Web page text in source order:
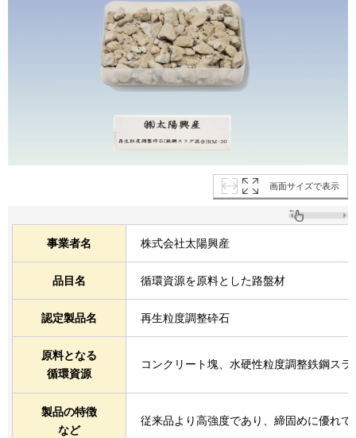
画面サイズで表示
事業者名 株式会社太陽興産
品目名 循環資源を原料とした路盤材
認定製品名 再生粒度調整砕石
原料となる
循環資源
コンクリート塊、水硬性粒度調整鉄鋼スラ
製品の特徴
など
従来品より高強度であり、締固めに優れて